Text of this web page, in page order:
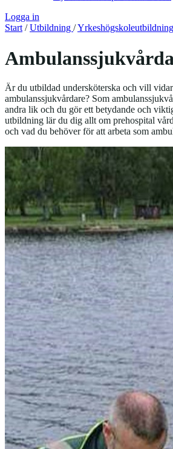
Logga in
Start /Utbildning /Yrkeshögskoleutbildning
Är du utbildad undersköterska och vill
ambulanssjukvårdare? Som
andra lik och du gör ett betydande och
utbildning lär du dig allt om prehospital
och vad du behöver för att arbeta som